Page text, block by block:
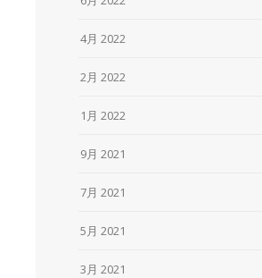
4月 2022
2月 2022
1月 2022
9月 2021
7月 2021
5月 2021
3月 2021